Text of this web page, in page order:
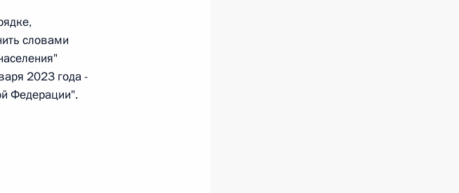
словами
2023 года -
Федерации".